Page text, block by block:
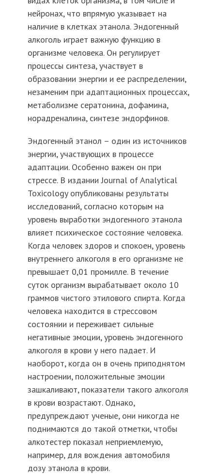
нейронах, что впрямую указывает на
наличие в клетках этанола. Эндогенный
алкоголь играет важную функцию в
организме человека. Он регулирует
процессы синтеза, участвует в
образовании энергии и ее распределении,
незаменим при адаптационных процессах,
метаболизме сератонина, дофамина,
норадреналина, синтезе эндорфинов.
Эндогенный этанол – один из источников
энергии, участвующих в процессе
адаптации. Особенно важен он при
стрессе. В издании Journal of Analytical
Toxicology опубликованы результаты
исследований, согласно которым на
уровень выработки эндогенного этанола
влияет психическое состояние человека.
Когда человек здоров и спокоен, уровень
внутреннего алкоголя в его организме не
превышает 0,01 промилле. В течение
суток организм вырабатывает около 10
граммов чистого этилового спирта. Когда
человека находится в стрессовом
состоянии и переживает сильные
негативные эмоции, уровень эндогенного
алкоголя в крови у него падает. И
наоборот, когда он в очень приподнятом
настроении, положительные эмоции
зашкаливают, показатели такого алкоголя
в крови возрастают. Однако,
предупреждают ученые, они никогда не
поднимаются до такой отметки, чтобы
алкотестер показал неприемлемую,
например, для вождения автомобиля
дозу этанола в крови.